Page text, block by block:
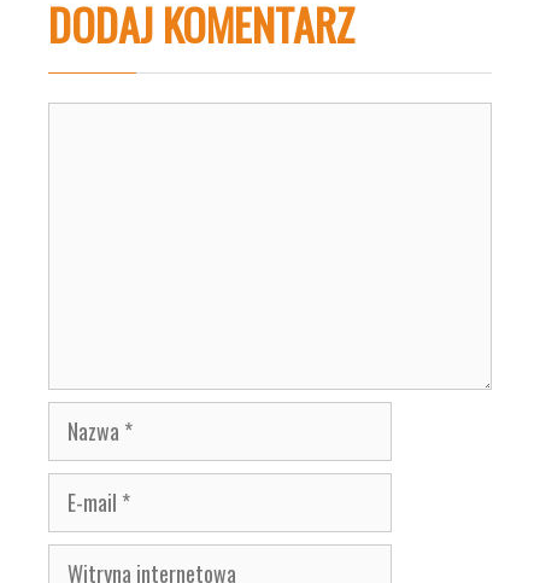
DODAJ KOMENTARZ
Nazwa
E-
mail
Witryna